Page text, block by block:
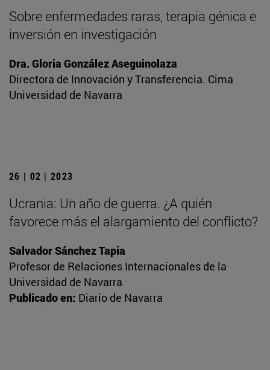
Sobre enfermedades raras, terapia génica e
inversión en investigación
Dra. Gloria González Aseguinolaza
Directora de Innovación y Transferencia. Cima
Universidad de Navarra
26 | 02 | 2023
Ucrania: Un año de guerra. ¿A quién
favorece más el alargamiento del conflicto?
Salvador Sánchez Tapia
Profesor de Relaciones Internacionales de la
Universidad de Navarra
Publicado en: Diario de Navarra